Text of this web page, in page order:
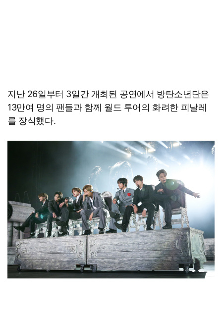
지난 26일부터 3일간 개최된 공연에서 방탄소년단은
13만여 명의 팬들과 함께 월드 투어의 화려한 피날레
를 장식했다.